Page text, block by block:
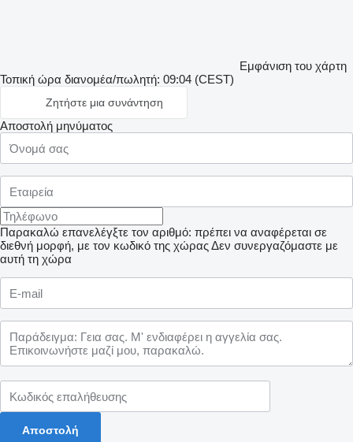
Εμφάνιση του χάρτη
Τοπική ώρα διανομέα/πωλητή: 09:04 (CEST)
Ζητήστε μια συνάντηση
Αποστολή μηνύματος
Παρακαλώ επανελέγξτε τον αριθμό: πρέπει να αναφέρεται σε
διεθνή μορφή, με τον κωδικό της χώραςΔεν συνεργαζόμαστε με
αυτή τη χώρα